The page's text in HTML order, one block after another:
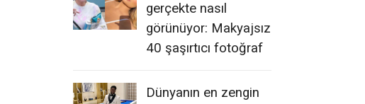
gerçekte nasıl
görünüyor: Makyajsız
40 şaşırtıcı fotoğraf
Dünyanın en zengin